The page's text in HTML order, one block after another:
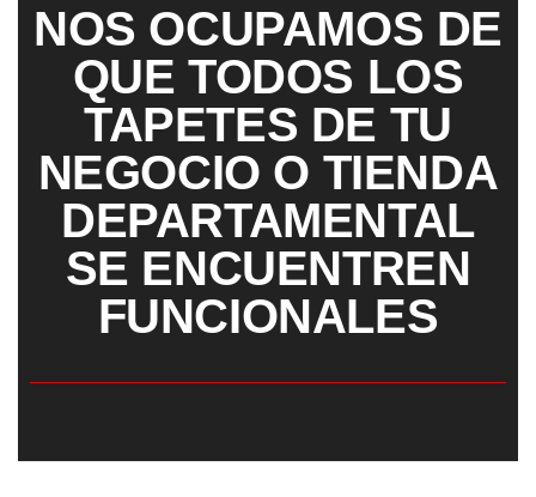
NOS OCUPAMOS DE
QUE TODOS LOS
TAPETES DE TU
NEGOCIO O TIENDA
DEPARTAMENTAL
SE ENCUENTREN
FUNCIONALES